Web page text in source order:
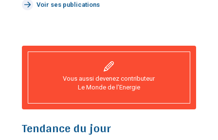
Voir ses publications
Vous aussi devenez contributeur
Le Monde de l’Energie
Tendance du jour